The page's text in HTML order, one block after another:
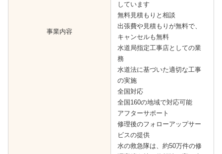
事業内容
しています
無料見積もりと相談
出張費や見積もりが無料で、
キャンセルも無料
水道局指定工事店としての業
務
水道法に基づいた適切な工事
の実施
全国対応
全国160の地域で対応可能
アフターサポート
修理後のフォローアップサー
ビスの提供
水の救急隊は、約50万件の修